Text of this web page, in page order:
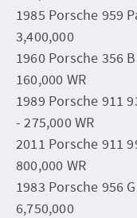
1985 Porsche 959
3,400,000
1960 Porsche 356
160,000 WR
1989 Porsche 911
- 275,000 WR
2011 Porsche 911
800,000 WR
1983 Porsche 956
6,750,000